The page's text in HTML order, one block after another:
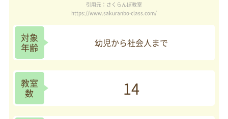
引用元：さくらんぼ教室
https://www.sakuranbo-class.com/
対象
年齢
幼児から社会人まで
教室
数
14